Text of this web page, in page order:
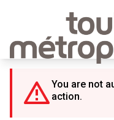
You are not
action.